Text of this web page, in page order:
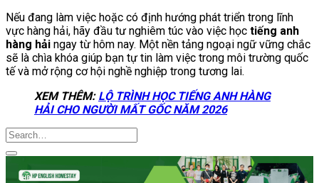
Nếu đang làm việc hoặc có định hướng phát triển trong lĩnh
vực hàng hải, hãy đầu tư nghiêm túc vào việc học tiếng anh
hàng hải ngay từ hôm nay. Một nền tảng ngoại ngữ vững chắc
sẽ là chìa khóa giúp bạn tự tin làm việc trong môi trường quốc
tế và mở rộng cơ hội nghề nghiệp trong tương lai.
XEM THÊM: LỘ TRÌNH HỌC TIẾNG ANH HÀNG
HẢI CHO NGƯỜI MẤT GỐC NĂM 2026